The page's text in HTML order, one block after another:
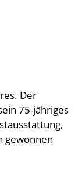
Der
75-jähriges
gewonnen